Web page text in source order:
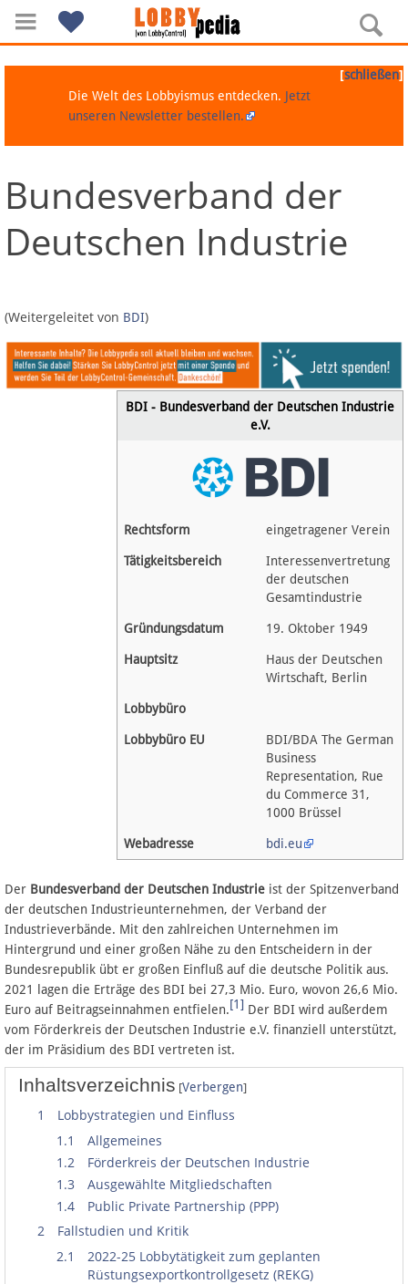
Navigation
Über Lobbypedia
FAQ
Über Lobbypedia
Impressum
[schließen]
Die Welt des Lobbyismus entdecken. Jetzt
unseren Newsletter bestellen.
Bundesverband der
Deutschen Industrie
(Weitergeleitet von BDI)
BDI - Bundesverband der Deutschen Industrie
e.V.
Rechtsform eingetragener Verein
Tätigkeitsbereich
Interessenvertretung
der deutschen
Gesamtindustrie
Gründungsdatum 19. Oktober 1949
Hauptsitz
Haus der Deutschen
Wirtschaft, Berlin
Lobbybüro
Lobbybüro EU
BDI/BDA The German
Business
Representation, Rue
du Commerce 31,
1000 Brüssel
Webadresse bdi.eu
Der Bundesverband der Deutschen Industrie ist der Spitzenverband
der deutschen Industrieunternehmen, der Verband der
Industrieverbände. Mit den zahlreichen Unternehmen im
Hintergrund und einer großen Nähe zu den Entscheidern in der
Bundesrepublik übt er großen Einfluß auf die deutsche Politik aus.
2021 lagen die Erträge des BDI bei 27,3 Mio. Euro, wovon 26,6 Mio.
Euro auf Beitragseinnahmen entfielen.[1] Der BDI wird außerdem
vom Förderkreis der Deutschen Industrie e.V. finanziell unterstützt,
der im Präsidium des BDI vertreten ist.
Inhaltsverzeichnis [Verbergen]
1
Lobbystrategien und Einfluss
1.1
Allgemeines
1.2
Förderkreis der Deutschen Industrie
1.3
Ausgewählte Mitgliedschaften
1.4
Public Private Partnership (PPP)
2
Fallstudien und Kritik
2.1
2022-25 Lobbytätigkeit zum geplanten
Rüstungsexportkontrollgesetz (REKG)